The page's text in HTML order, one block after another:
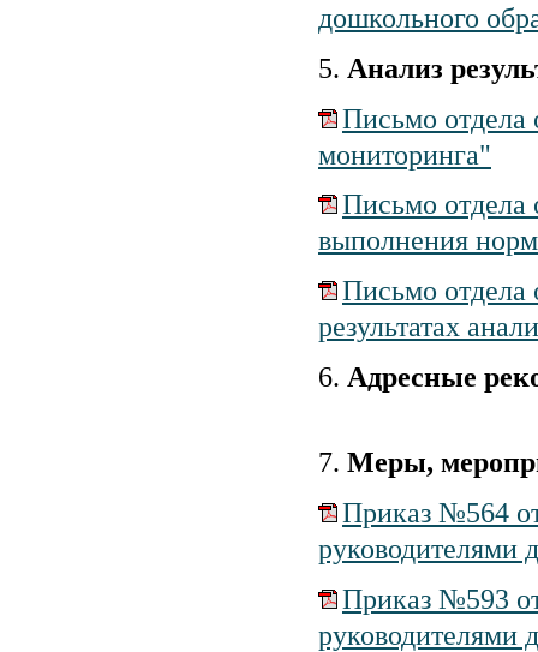
дошкольного
5. Анализ
Письмо отдела
мониторинга"
Письмо отдела
выполнения
Письмо отдела
результатах
6. Адресные
7. Меры,
Приказ №564
руководителями
Приказ №593
руководителями